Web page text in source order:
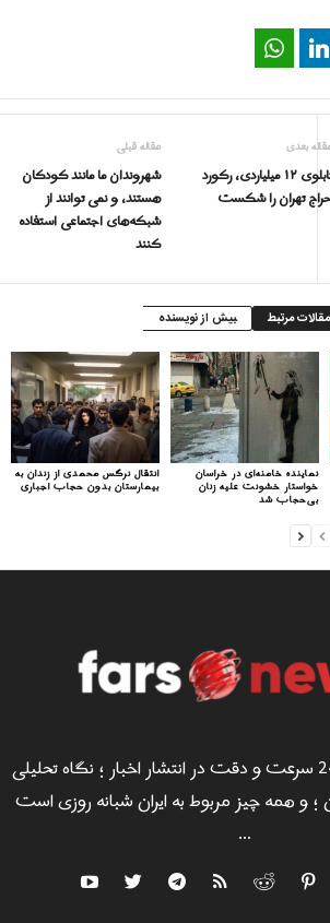
Pinterest
LinkedIn
مقاله قبلی
شهروندان ما مانند کودکان
هستند، و نمی توانند از
شبکه‌های اجتماعی استفاده
کنند
بعدی
تابلوی ۱۲ میلیاردی، رکورد
تهران را شکست
مقالات مرتبط بیش از نویسنده
انتقال نرگس محمدی از زندان به
بیمارستان بدون حجاب اجباری
نماینده خامنه‌ای در خراسان
خواستار خشونت علیه زنان
بی‌حجاب شد
خبرگزاری فارس نیوز 24 سرعت و دقت در انتشار اخبار ؛ نگاه تحلیلی
؛ و همه چیز مربوط به ایران شبانه روزی است
...